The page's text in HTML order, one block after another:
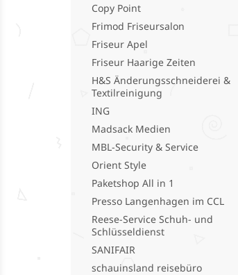
Copy Point
Frimod Friseursalon
Friseur Apel
Friseur Haarige Zeiten
H&S Änderungsschneiderei &
Textilreinigung
ING
Madsack Medien
MBL-Security & Service
Orient Style
Paketshop All in 1
Presso Langenhagen im CCL
Reese-Service Schuh- und
Schlüsseldienst
SANIFAIR
schauinsland reisebüro